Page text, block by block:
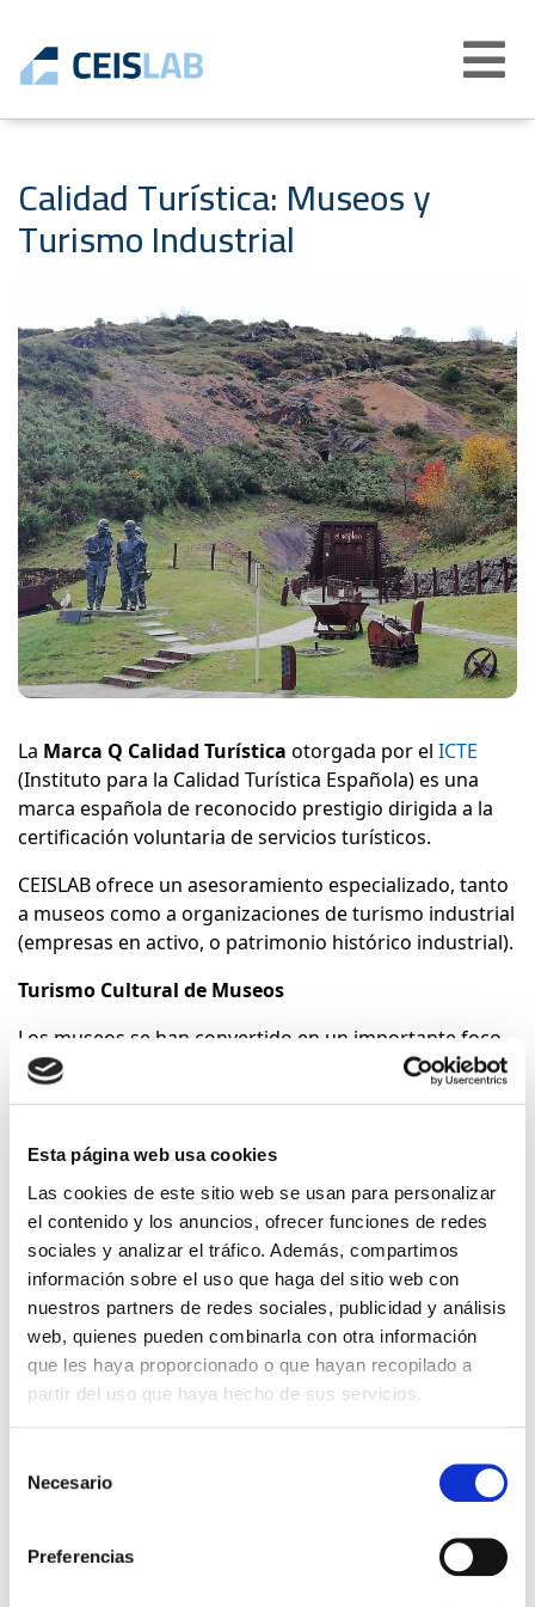
Esta página web usa cookies
Las cookies de este sitio web se usan para personalizar
el contenido y los anuncios, ofrecer funciones de redes
sociales y analizar el tráfico. Además, compartimos
información sobre el uso que haga del sitio web con
nuestros partners de redes sociales, publicidad y análisis
web, quienes pueden combinarla con otra información
que les haya proporcionado o que hayan recopilado a
partir del uso que haya hecho de sus servicios.
Necesario
Preferencias
Abrir
menú
Calidad Turística: Museos y
Turismo Industrial
La Marca Q Calidad Turística otorgada por el ICTE
(Instituto para la Calidad Turística Española) es una
marca española de reconocido prestigio dirigida a la
certificación voluntaria de servicios turísticos.
CEISLAB ofrece un asesoramiento especializado, tanto
a museos como a organizaciones de turismo industrial
(empresas en activo, o patrimonio histórico industrial).
Turismo Cultural de Museos
Los museos se han convertido en un importante foco
de atracción y un reclamo turístico. Velar por el
mantenimiento de unos estándares de calidad en el
para su desarrollo como organizaciones y para
suscitar en los visitantes sensaciones, conocimiento y
experiencias.
Lanorma UNE 302002:2018; Museos. Requisitos para
la prestación del servicio de visitas , establece un
referente común orientado a la mejora de la calidad de
los museos y ayuda en la confección de una óptima
experiencia de visita.
El turismo industrial aúna experiencias auténticas, ocio
industrial y la implicación de empresas en activo en el